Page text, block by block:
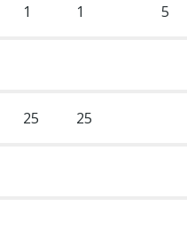
1 1 5
25 25